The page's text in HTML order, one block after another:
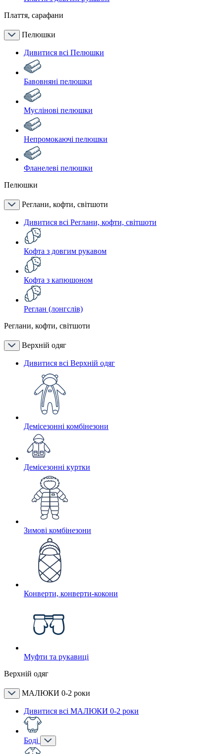
Плаття, сарафани
Пелюшки
Дивитися всі Пелюшки
Бавовняні пелюшки
Муслінові пелюшки
Непромокаючі пелюшки
Фланелеві пелюшки
Пелюшки
Реглани, кофти, світшоти
Дивитися всі Реглани, кофти, світшоти
Кофта з довгим рукавом
Кофта з капюшоном
Реглан (лонгслів)
Реглани, кофти, світшоти
Верхній одяг
Дивитися всі Верхній одяг
Демісезонні комбінезони
Демісезонні куртки
Зимові комбінезони
Конверти, конверти-кокони
Муфти та рукавиці
Верхній одяг
МАЛЮКИ 0-2 роки
Дивитися всі МАЛЮКИ 0-2 роки
Боді